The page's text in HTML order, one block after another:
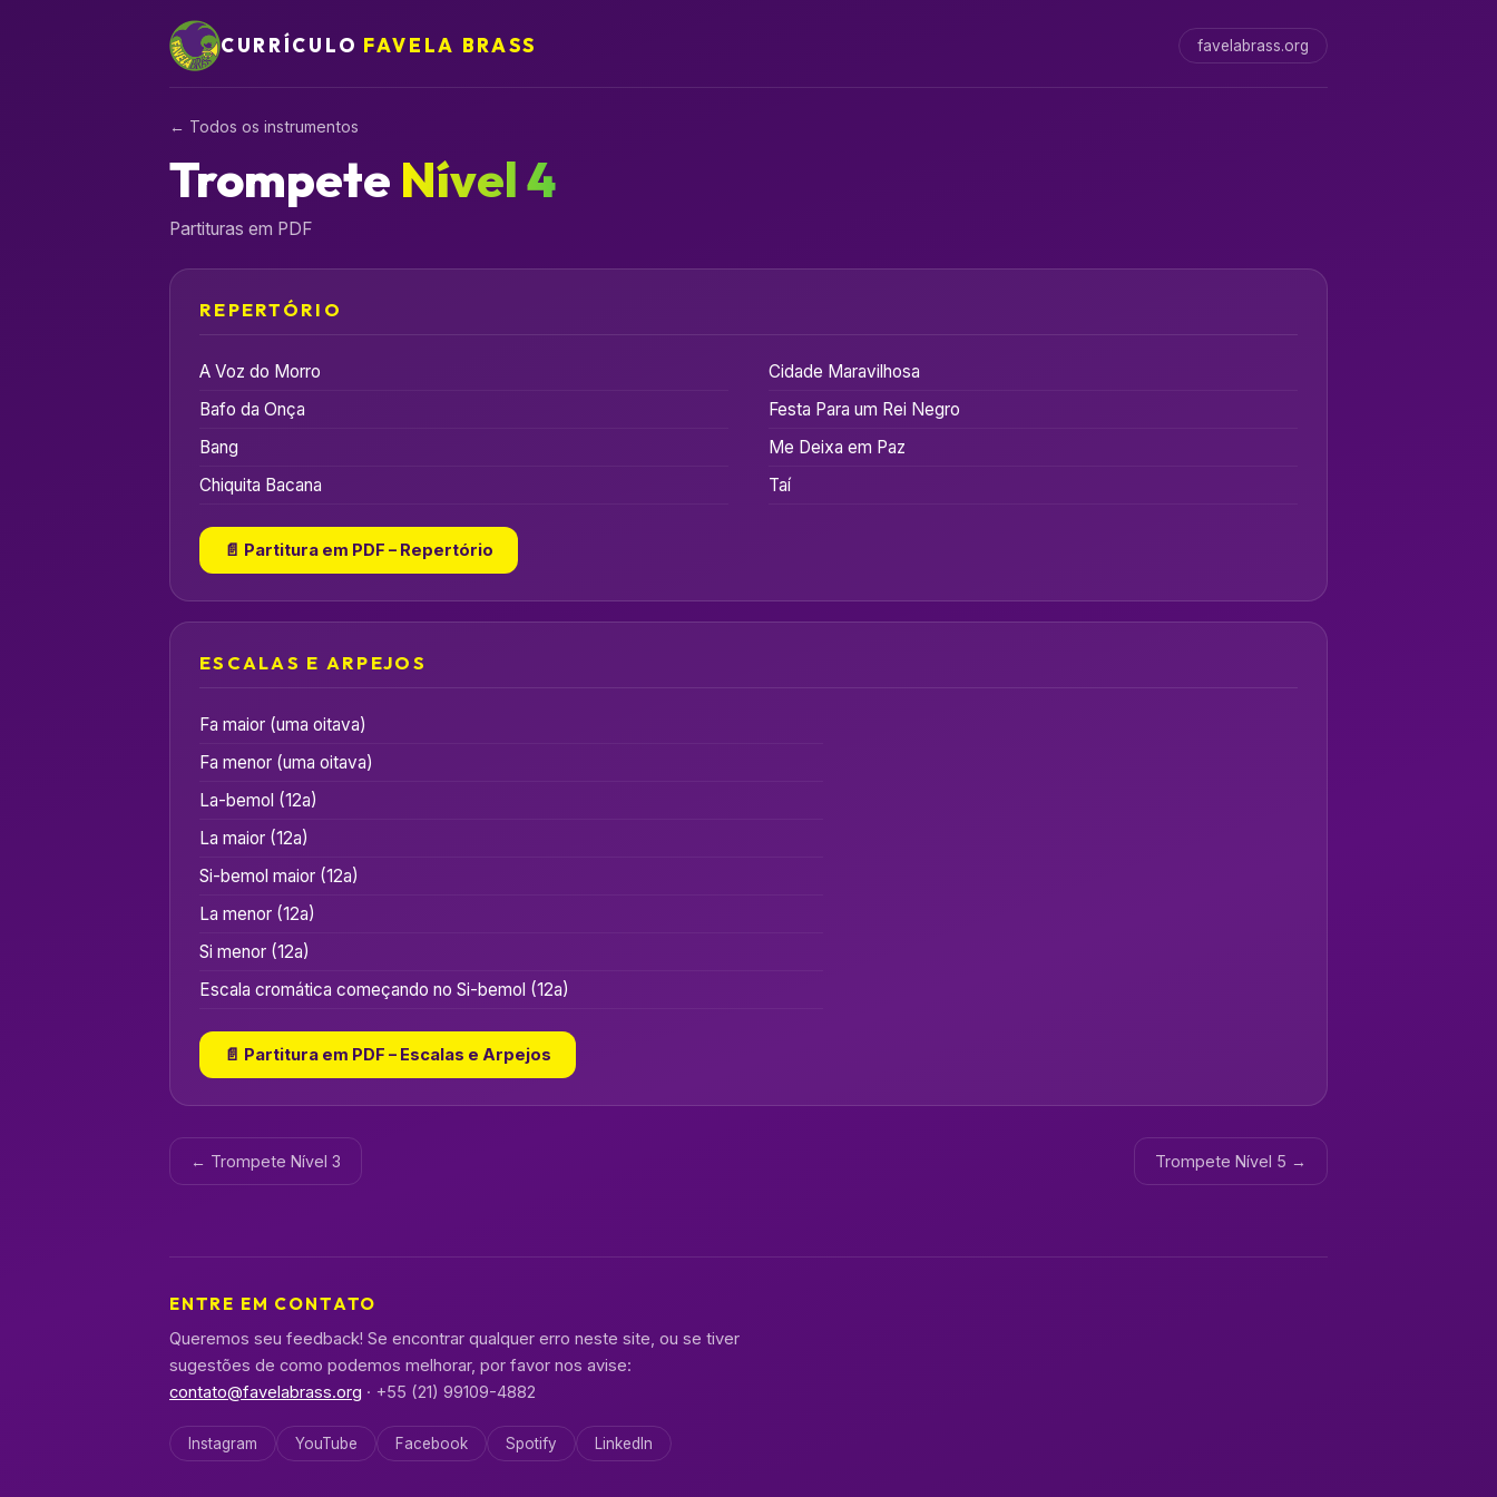
CURRÍCULO FAVELA BRASS favelabrass.org
← Todos os instrumentos
Trompete Nível 4
Partituras em PDF
REPERTÓRIO
A Voz do Morro
Bafo da Onça
Bang
Chiquita Bacana
Cidade Maravilhosa
Festa Para um Rei Negro
Me Deixa em Paz
Taí
📄 Partitura em PDF – Repertório
ESCALAS E ARPEJOS
Fa maior (uma oitava)
Fa menor (uma oitava)
La-bemol (12a)
La maior (12a)
Si-bemol maior (12a)
La menor (12a)
Si menor (12a)
Escala cromática começando no Si-bemol (12a)
📄 Partitura em PDF – Escalas e Arpejos
← Trompete Nível 3 Trompete Nível 5 →
ENTRE EM CONTATO
Queremos seu feedback! Se encontrar qualquer erro neste site, ou se tiver
sugestões de como podemos melhorar, por favor nos avise:
contato@favelabrass.org · +55 (21) 99109-4882
Instagram YouTube Facebook Spotify LinkedIn